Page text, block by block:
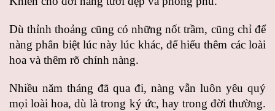
Dù thỉnh thoảng cũng có những nốt trầm, cũng chỉ để
nàng phân biệt lúc này lúc khác, để hiểu thêm các loài
hoa và thêm rõ chính nàng.
Nhiều năm tháng đã qua đi, nàng vẫn luôn yêu quý
mọi loài hoa, dù là trong ký ức, hay trong đời thường.